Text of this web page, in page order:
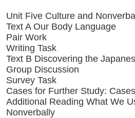
Unit Five Culture and
Text A Our Body Language
Pair Work
Writing Task
Text B Discovering the
Group Discussion
Survey Task
Cases for Further Study:
Additional Reading What We
Nonverbally